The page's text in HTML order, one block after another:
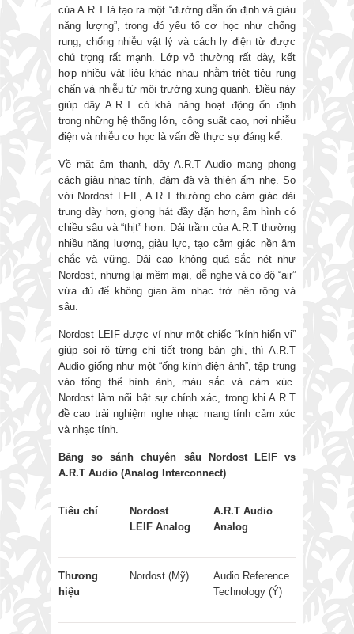
của A.R.T là tạo ra một “đường dẫn ổn định và giàu
năng lượng”, trong đó yếu tố cơ học như chống
rung, chống nhiễu vật lý và cách ly điện từ được
chú trọng rất mạnh. Lớp vỏ thường rất dày, kết
hợp nhiều vật liệu khác nhau nhằm triệt tiêu rung
chấn và nhiễu từ môi trường xung quanh. Điều này
giúp dây A.R.T có khả năng hoạt động ổn định
trong những hệ thống lớn, công suất cao, nơi nhiễu
điện và nhiễu cơ học là vấn đề thực sự đáng kể.
Về mặt âm thanh, dây A.R.T Audio mang phong
cách giàu nhạc tính, đậm đà và thiên ấm nhẹ. So
với Nordost LEIF, A.R.T thường cho cảm giác dải
trung dày hơn, giọng hát đầy đặn hơn, âm hình có
chiều sâu và “thịt” hơn. Dải trầm của A.R.T thường
nhiều năng lượng, giàu lực, tạo cảm giác nền âm
chắc và vững. Dải cao không quá sắc nét như
Nordost, nhưng lại mềm mại, dễ nghe và có độ “air”
vừa đủ để không gian âm nhạc trở nên rộng và
sâu.
Nordost LEIF được ví như một chiếc “kính hiển vi”
giúp soi rõ từng chi tiết trong bản ghi, thì A.R.T
Audio giống như một “ống kính điện ảnh”, tập trung
vào tổng thể hình ảnh, màu sắc và cảm xúc.
Nordost làm nổi bật sự chính xác, trong khi A.R.T
đề cao trải nghiệm nghe nhạc mang tính cảm xúc
và nhạc tính.
Bảng so sánh chuyên sâu Nordost LEIF vs
A.R.T Audio (Analog Interconnect)
Tiêu chí
Nordost
LEIF Analog
A.R.T Audio
Analog
Thương
hiệu
Nordost (Mỹ)
Audio Reference
Technology (Ý)